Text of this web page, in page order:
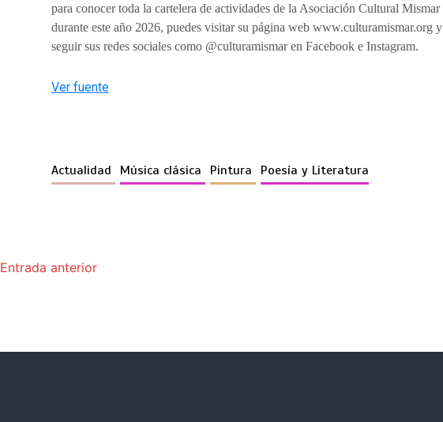
para conocer toda la cartelera de actividades de la Asociación Cultural Mismar
durante este año 2026, puedes visitar su página web www.culturamismar.org y
seguir sus redes sociales como @culturamismar en Facebook e Instagram.
Ver fuente
Actualidad Música clásica Pintura Poesía y Literatura
Entrada anterior